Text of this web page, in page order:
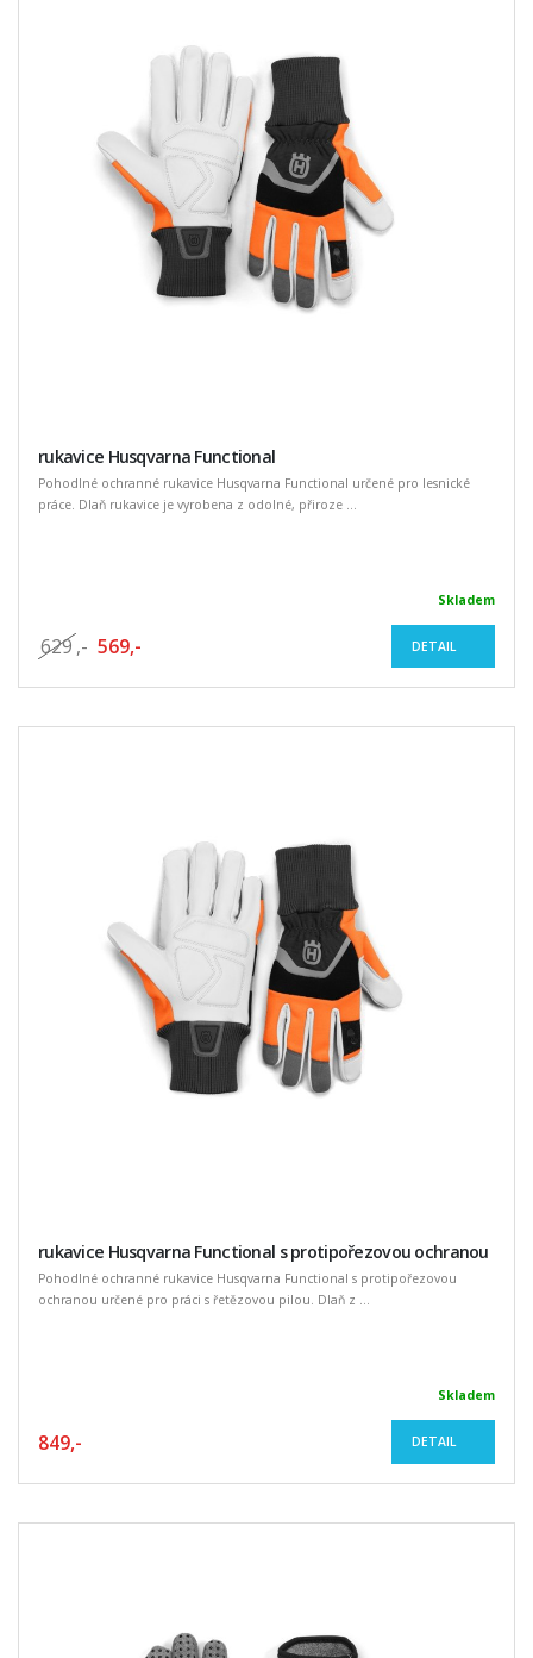
rukavice Husqvarna Functional
Pohodlné ochranné rukavice Husqvarna Functional určené pro lesnické
práce. Dlaň rukavice je vyrobena z odolné, přiroze ...
Skladem
629 ,- 569,- DETAIL
rukavice Husqvarna Functional s protipořezovou ochranou
Pohodlné ochranné rukavice Husqvarna Functional s protipořezovou
ochranou určené pro práci s řetězovou pilou. Dlaň z ...
Skladem
849,- DETAIL